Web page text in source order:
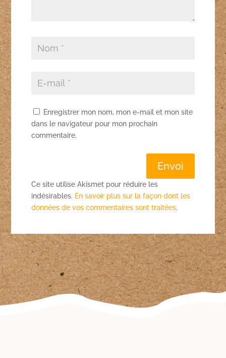
Enregistrer mon nom, mon e-mail et mon site
dans le navigateur pour mon prochain
commentaire.
Envoi
Ce site utilise Akismet pour réduire les
indésirables. En savoir plus sur la façon dont les
données de vos commentaires sont traitées.